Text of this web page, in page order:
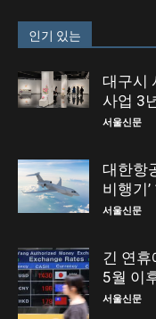
인기 있는
대구시
사업 3
서울신문
대한항
비행기
서울신문
긴 연휴
5월 이
서울신문